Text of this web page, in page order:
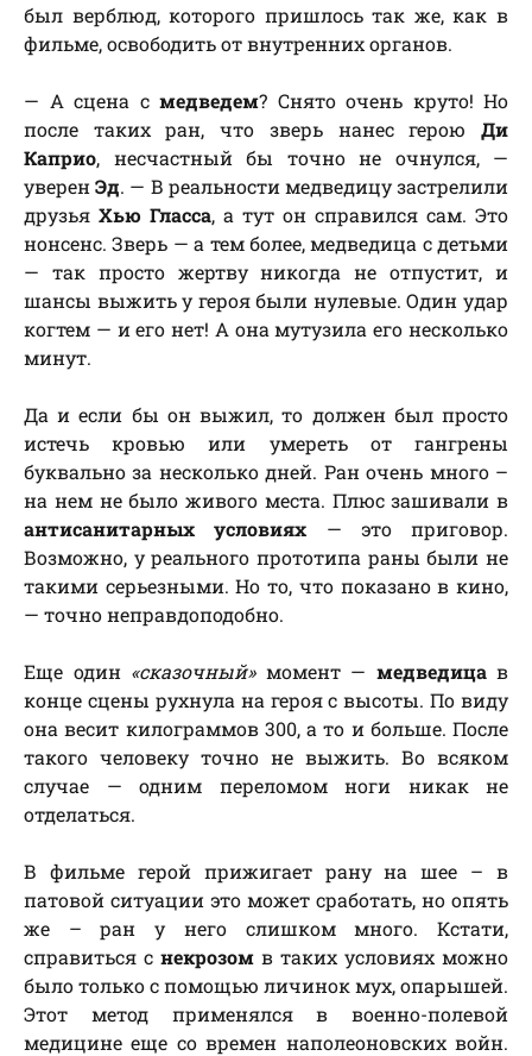
был верблюд, которого пришлось так же, как в
фильме, освободить от внутренних органов.
— А сцена с медведем? Снято очень круто! Но
после таких ран, что зверь нанес герою Ди
Каприо, несчастный бы точно не очнулся, —
уверенЭд. — В реальности медведицу застрелили
друзья Хью Гласса, а тут он справился сам. Это
нонсенс. Зверь — а тем более, медведица с детьми
— так просто жертву никогда не отпустит, и
шансы выжить у героя были нулевые. Один удар
когтем — и его нет! А она мутузила его несколько
минут.
Да и если бы он выжил, то должен был просто
истечь кровью или умереть от гангрены
буквально за несколько дней. Ран очень много –
на нем не было живого места. Плюс зашивали в
антисанитарных условиях — это приговор.
Возможно, у реального прототипа раны были не
такими серьезными. Но то, что показано в кино,
— точно неправдоподобно.
Еще один «сказочный»момент — медведицав
конце сцены рухнула на героя с высоты. По виду
она весит килограммов 300, а то и больше. После
такого человеку точно не выжить. Во всяком
случае — одним переломом ноги никак не
отделаться.
В фильме герой прижигает рану на шее – в
патовой ситуации это может сработать, но опять
же – ран у него слишком много. Кстати,
справиться с некрозом в таких условиях можно
было только с помощью личинок мух, опарышей.
Этот метод применялся в военно-полевой
медицине еще со времен наполеоновских войн.